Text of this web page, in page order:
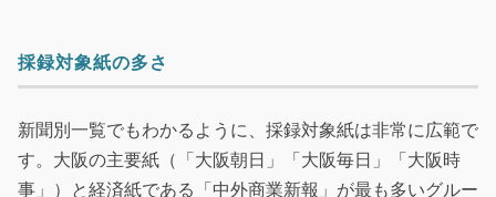
採録対象紙の多さ
新聞別一覧でもわかるように、採録対象紙は非常に広範で
す。大阪の主要紙（「大阪朝日」「大阪毎日」「大阪時
事」）と経済紙である「中外商業新報」が最も多いグルー